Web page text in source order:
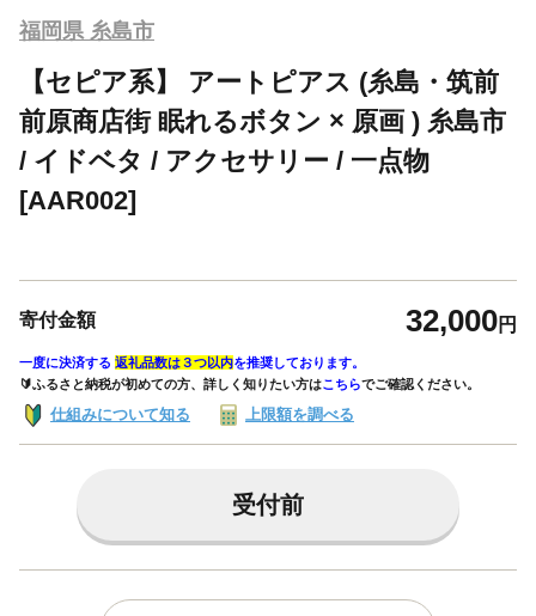
福岡県 糸島市
【セピア系】 アートピアス (糸島・筑前
前原商店街 眠れるボタン × 原画 ) 糸島市
/ イドベタ / アクセサリー / 一点物
[AAR002]
寄付金額 32,000円
一度に決済する 返礼品数は３つ以内を推奨しております。
🔰ふるさと納税が初めての方、詳しく知りたい方はこちらでご確認ください。
仕組みについて知る 上限額を調べる
受付前